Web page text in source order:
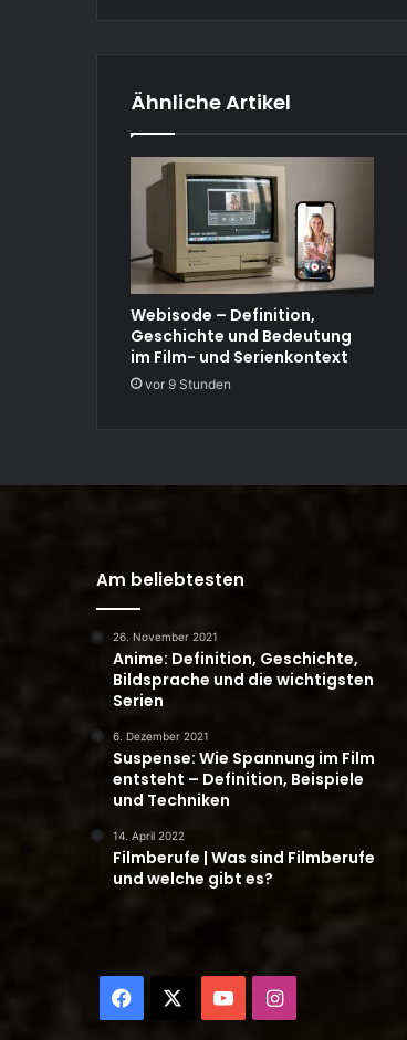
Ähnliche Artikel
Webisode – Definition,
Geschichte und Bedeutung
im Film- und Serienkontext
vor 9 Stunden
Am beliebtesten
26. November 2021
Anime: Definition, Geschichte,
Bildsprache und die wichtigsten
Serien
6. Dezember 2021
Suspense: Wie Spannung im Film
entsteht – Definition, Beispiele
und Techniken
14. April 2022
Filmberufe | Was sind Filmberufe
und welche gibt es?
Facebook YouTubeInstagram